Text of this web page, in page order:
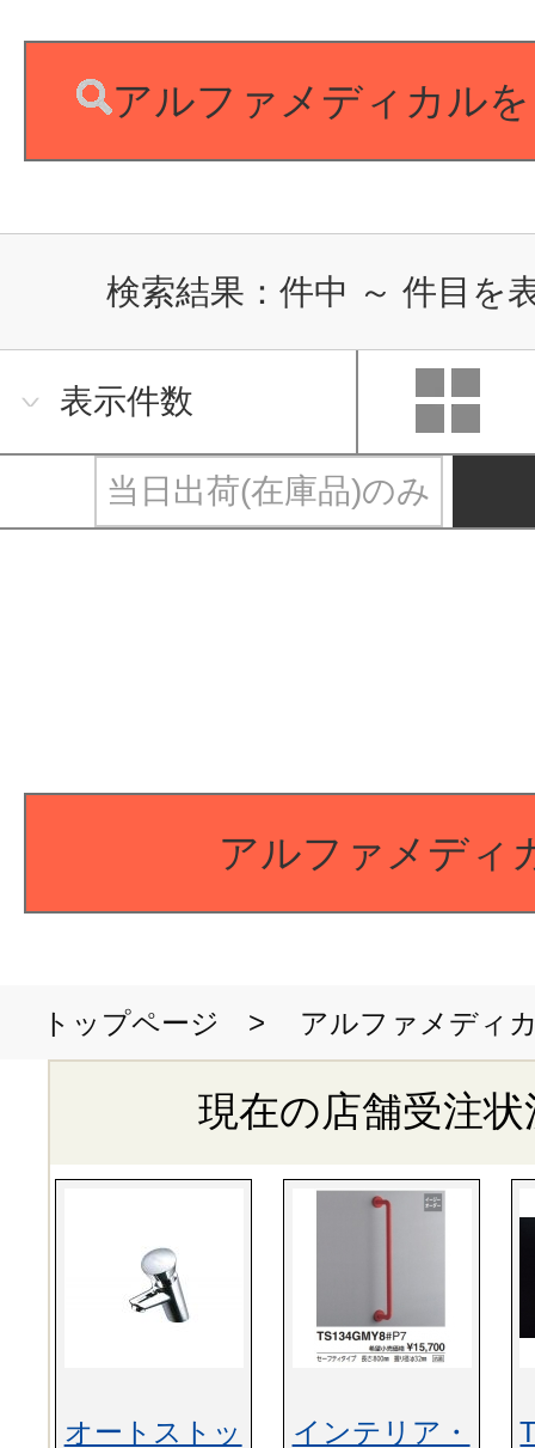
アルファメディカル
検索結果： 件中 ～ 件目を
表示件数
当日出荷(在庫品)のみ
アルファメディ
トップページ > アルファメディ
現在の店舗受注状
オートストッ インテリア・